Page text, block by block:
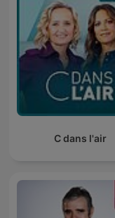
C dans l'air